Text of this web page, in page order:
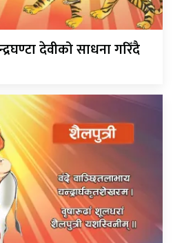
देवीको साधना गरिँदै